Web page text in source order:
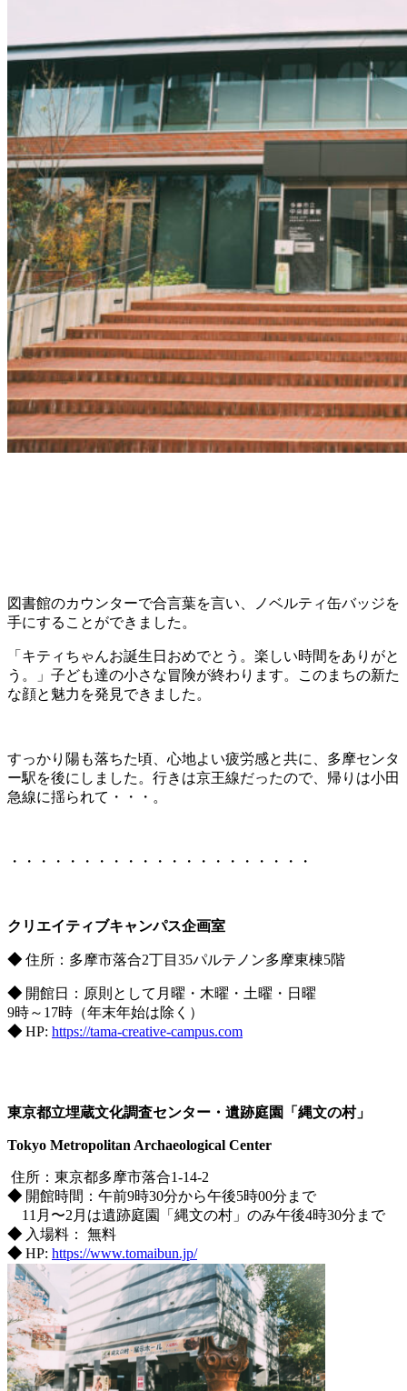
図書館のカウンターで合言葉を言い、ノベルティ缶バッジを
手にすることができました。
「キティちゃんお誕生日おめでとう。楽しい時間をありがと
う。」子ども達の小さな冒険が終わります。このまちの新た
な顔と魅力を発見できました。
すっかり陽も落ちた頃、心地よい疲労感と共に、多摩センタ
ー駅を後にしました。行きは京王線だったので、帰りは小田
急線に揺られて・・・。
・・・・・・・・・・・・・・・・・・・・・
クリエイティブキャンパス企画室
◆ 住所：多摩市落合2丁目35パルテノン多摩東棟5階
◆ 開館日：原則として月曜・木曜・土曜・日曜
9時～17時（年末年始は除く）
◆ HP: https://tama-creative-campus.com
東京都立埋蔵文化調査センター・遺跡庭園「縄文の村」
Tokyo Metropolitan Archaeological Center
住所：東京都多摩市落合1-14-2
◆ 開館時間：午前9時30分から午後5時00分まで
11月〜2月は遺跡庭園「縄文の村」のみ午後4時30分まで
◆ 入場料： 無料
◆ HP: https://www.tomaibun.jp/